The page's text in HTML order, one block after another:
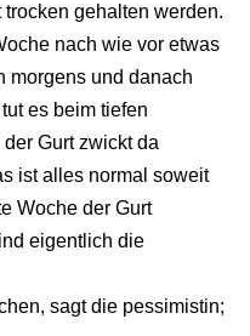
gehalten werden.
nach wie vor etwas
morgens und danach
es beim tiefen
Gurt zwickt da
ist alles normal soweit
Woche der Gurt
eigentlich die
sagt die pessimistin;